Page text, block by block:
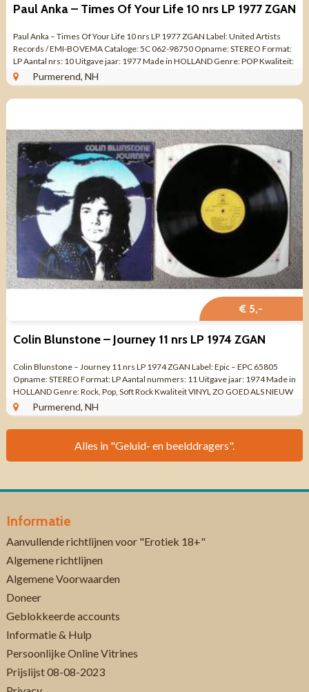
Paul Anka – Times Of Your Life 10 nrs LP 1977 ZGAN
Paul Anka – Times Of Your Life 10 nrs LP 1977 ZGAN Label: United Artists
Records / EMI-BOVEMA Cataloge: 5C 062-98750 Opname: STEREO Format:
LP Aantal nrs: 10 Uitgave jaar: 1977 Made in HOLLAND Genre: POP Kwaliteit:
ZO GOED ...
Purmerend, NH
€ 5,-
Colin Blunstone – Journey 11 nrs LP 1974 ZGAN
Colin Blunstone – Journey 11 nrs LP 1974 ZGAN Label: Epic – EPC 65805
Opname: STEREO Format: LP Aantal nummers: 11 Uitgave jaar: 1974 Made in
HOLLAND Genre: Rock, Pop, Soft Rock Kwaliteit VINYL ZO GOED ALS NIEUW
/ ...
Purmerend, NH
Alles in "Geluid- en beelddragers".
Informatie
Aanvullende richtlijnen voor "Erotiek 18+"
Algemene richtlijnen
Algemene Voorwaarden
Doneer
Geblokkeerde accounts
Informatie & Hulp
Persoonlijke Online Vitrines
Prijslijst 08-08-2023